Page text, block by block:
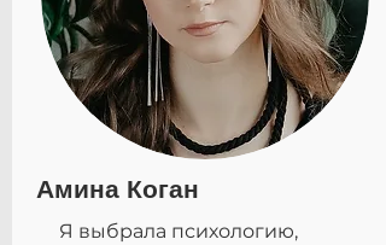
Амина Коган
Я выбрала психологию,